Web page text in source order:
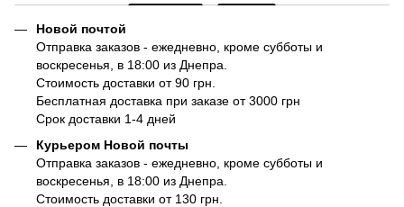
Новой почтой
Отправка заказов - ежедневно, кроме субботы и
воскресенья, в 18:00 из Днепра.
Стоимость доставки от 90 грн.
Бесплатная доставка при заказе от 3000 грн
Срок доставки 1-4 дней
Курьером Новой почты
Отправка заказов - ежедневно, кроме субботы и
воскресенья, в 18:00 из Днепра.
Стоимость доставки от 130 грн.